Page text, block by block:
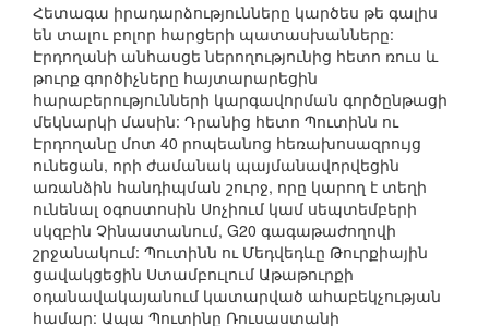
Հետագա իրադարձությունները կարծես թե գալիս
են տալու բոլոր հարցերի պատասխանները:
Էրդողանի անհասցե ներողությունից հետո ռուս և
թուրք գործիչները հայտարարեցին
հարաբերությունների կարգավորման գործընթացի
մեկնարկի մասին: Դրանից հետո Պուտինն ու
Էրդողանը մոտ 40 րոպեանոց հեռախոսազրույց
ունեցան, որի ժամանակ պայմանավորվեցին
առանձին հանդիպման շուրջ, որը կարող է տեղի
ունենալ օգոստոսին Սոչիում կամ սեպտեմբերի
սկզբին Չինաստանում, G20 գագաթաժողովի
շրջանակում: Պուտինն ու Մեդվեդևը Թուրքիային
ցավակցեցին Ստամբուլում Աթաթուրքի
օդանավակայանում կատարված ահաբեկչության
համար: Ապա Պուտինը Ռուսաստանի